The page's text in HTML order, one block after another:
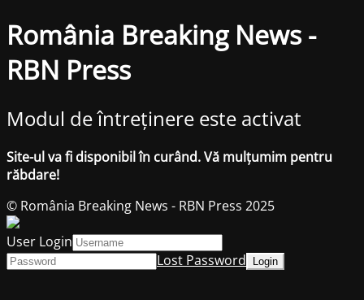
România Breaking News -
RBN Press
Modul de întreținere este activat
Site-ul va fi disponibil în curând. Vă mulțumim pentru
răbdare!
© România Breaking News - RBN Press 2025
User Login
Lost Password